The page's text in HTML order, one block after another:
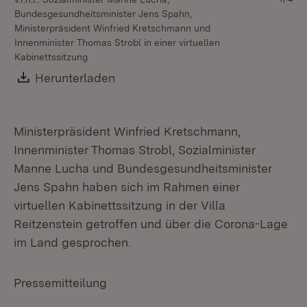
Bundesgesundheitsminister Jens Spahn,
Ministerpräsident Winfried Kretschmann und
Innenminister Thomas Strobl in einer virtuellen
Kabinettssitzung
Download:
Herunterladen
Ministerpräsident Winfried Kretschmann,
Innenminister Thomas Strobl, Sozialminister
Manne Lucha und Bundesgesundheitsminister
Jens Spahn haben sich im Rahmen einer
virtuellen Kabinettssitzung in der Villa
Reitzenstein getroffen und über die Corona-Lage
im Land gesprochen.
Pressemitteilung